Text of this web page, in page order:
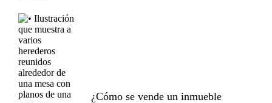
¿Cómo se vende un inmueble